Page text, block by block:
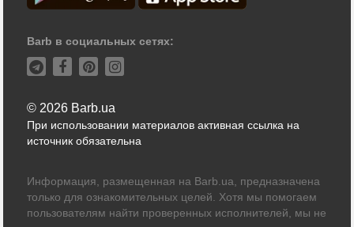
Barb в социальных сетях:
© 2026 Barb.ua
При использовании материалов активная ссылка на
источник обязательна
Информация, размещенная на Barb.ua, предназначена
только для ознакомительных целей. Хотя мы помогаем
пользователям найти проверенных исполнителей, мы не